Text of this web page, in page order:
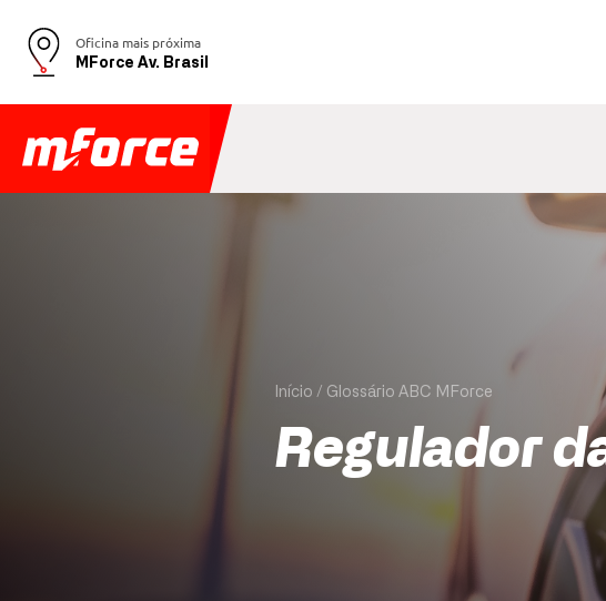
Oficina mais próxima
MForce Av. Brasil
Início Glossário ABC MForce
Regulador